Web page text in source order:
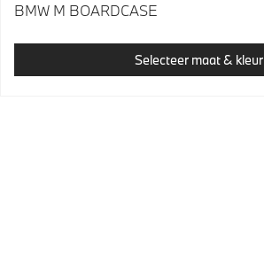
BMW M BOARDCASE
Selecteer maat & kleur